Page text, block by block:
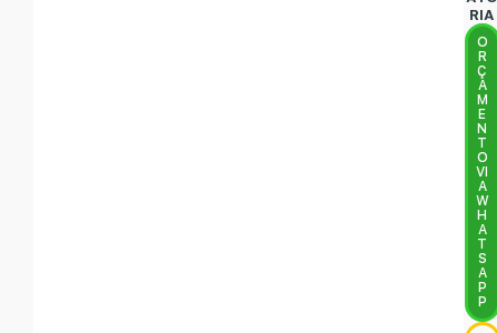
RIA
O
R
Ç
A
M
E
N
T
O
VI
A
W
H
A
T
S
A
P
P